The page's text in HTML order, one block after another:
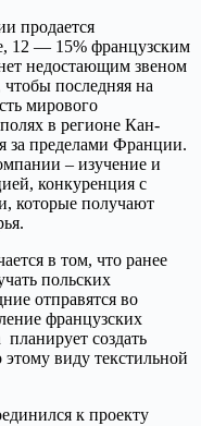
продается
12 — 15% французским
недостающим звеном
последняя на
мирового
в регионе Кан-
за пределами Франции.
– изучение и
конкуренция с
которые получают
в том, что ранее
польских
отправятся во
французских
создать
виду текстильной
к проекту